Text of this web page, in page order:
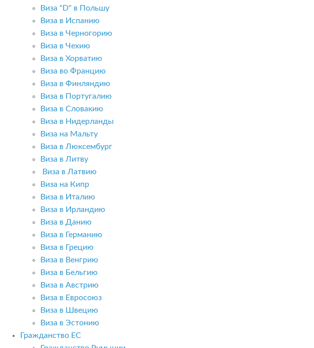
Виза "D" в Польшу
Виза в Испанию
Виза в Черногорию
Виза в Чехию
Виза в Хорватию
Виза во Францию
Виза в Финляндию
Виза в Португалию
Виза в Словакию
Виза в Нидерланды
Виза на Мальту
Виза в Люксембург
Виза в Литву
Виза в Латвию
Виза на Кипр
Виза в Италию
Виза в Ирландию
Виза в Данию
Виза в Германию
Виза в Грецию
Виза в Венгрию
Виза в Бельгию
Виза в Австрию
Виза в Евросоюз
Виза в Швецию
Виза в Эстонию
Гражданство ЕС